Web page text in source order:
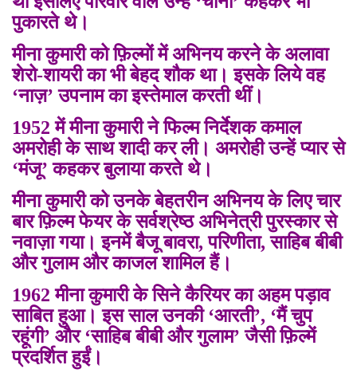
पुकारते थे।
मीना कुमारी को फ़िल्मों में अभिनय करने के अलावा
शेरो-शायरी का भी बेहद शौक था। इसके लिये वह
‘नाज़’ उपनाम का इस्तेमाल करती थीं।
1952 में मीना कुमारी ने फिल्म निर्देशक कमाल
अमरोही के साथ शादी कर ली। अमरोही उन्हें प्यार से
‘मंजू’ कहकर बुलाया करते थे।
मीना कुमारी को उनके बेहतरीन अभिनय के लिए चार
बार फ़िल्म फेयर के सर्वश्रेष्ठ अभिनेत्री पुरस्कार से
नवाज़ा गया। इनमें बैजू बावरा, परिणीता, साहिब बीबी
और गुलाम और काजल शामिल हैं।
1962 मीना कुमारी के सिने कैरियर का अहम पड़ाव
साबित हुआ। इस साल उनकी ‘आरती’, ‘मैं चुप
रहूंगी’ और ‘साहिब बीबी और गुलाम’ जैसी फ़िल्में
प्रदर्शित हुईं।